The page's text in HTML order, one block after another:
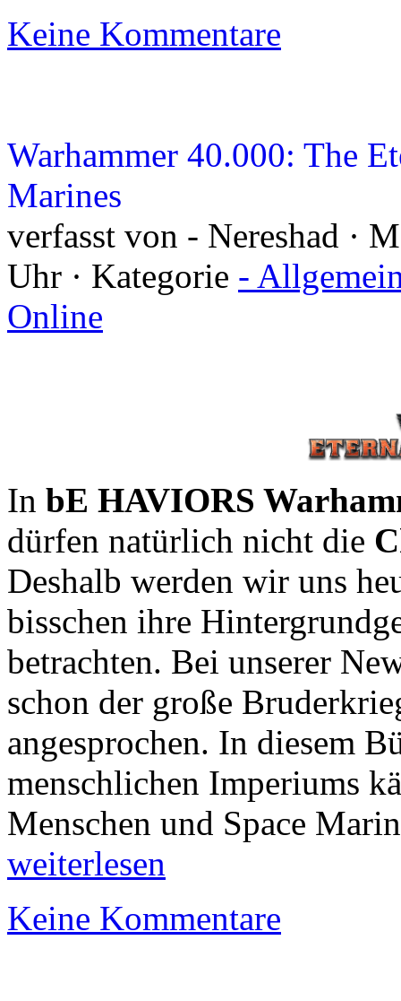
Keine Kommentare
Warhammer 40.000: The
Marines
verfasst von - Nereshad ·
Uhr · Kategorie -
Online
In bE HAVIORS
dürfen natürlich nicht die
Deshalb werden wir uns
bisschen ihre
betrachten. Bei unserer
schon der große
angesprochen. In diesem
menschlichen Imperiums
Menschen und Space
weiterlesen
Keine Kommentare